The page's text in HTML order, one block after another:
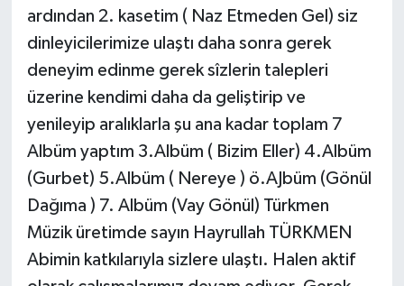
ardından 2. kasetim ( Naz Etmeden Gel) siz
dinleyicilerimize ulaştı daha sonra gerek
deneyim edinme gerek sîzlerin talepleri
üzerine kendimi daha da geliştirip ve
yenileyip aralıklarla şu ana kadar toplam 7
Albüm yaptım 3.Albüm ( Bizim Eller) 4.Albüm
(Gurbet) 5.Albüm ( Nereye ) ö.AJbüm (Gönül
Dağıma ) 7. Albüm (Vay Gönül) Türkmen
Müzik üretimde sayın Hayrullah TÜRKMEN
Abimin katkılarıyla sizlere ulaştı. Halen aktif